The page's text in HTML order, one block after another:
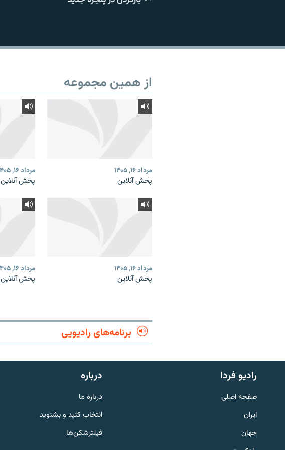
English
به ما بپیوندید
از همین مجموعه
مرداد ۱۶, ۱۴۰۵
پخش آنلاین
مرداد ۱۶, ۱۴۰۵
پخش آنلاین
مرداد ۱۶, ۱۴۰۵
پخش آنلاین
مرداد ۱۶, ۱۴۰۵
پخش آنلاین
برنامه‌های رادیویی
رادیو فردا
صفحه اصلی
ایران
جهان
درباره
درباره ما
انتخاب کنید و بشنوید
فیلترشکن‌ها